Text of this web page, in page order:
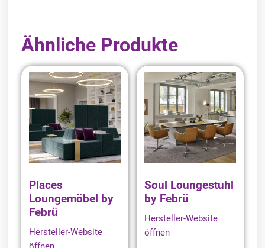
Ähnliche Produkte
Places
Loungemöbel by
Febrü
Hersteller-Website
Soul Loungestuhl
by Febrü
Hersteller-Website
öffnen